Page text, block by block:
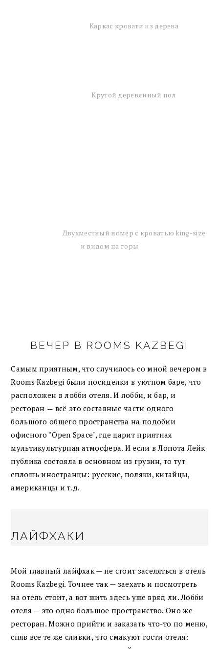
Каркас кровати из дерева
Крутой деревянный пол
Двухместный номер с кроватью king-size
и видом на горы
ВЕЧЕР В ROOMS KAZBEGI
Самым приятным, что случилось со мной вечером в
Rooms Kazbegi были посиделки в уютном баре, что
расположен в лобби отеля. И лобби, и бар, и
ресторан — всё это составные части одного
большого общего пространства на подобии
офисного "Open Space", где царит приятная
мультикультурная атмосфера. И если в Лопота Лейк
публика состояла в основном из грузин, то тут
сплошь иностранцы: русские, поляки, китайцы,
американцы и т.д.
ЛАЙФХАКИ
Мой главный лайфхак — не стоит заселяться в отель
Rooms Kazbegi. Точнее так — заехать и посмотреть
на отель стоит, а вот жить здесь уже вряд ли. Лобби
отеля — это одно большое пространство. Оно же
ресторан. Можно прийти и заказать что-то по меню,
сняв все те же сливки, что смакуют гости отеля: